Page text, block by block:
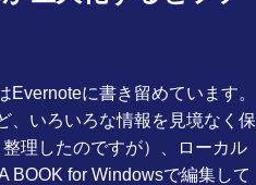
に書き留めています。
、いろいろな情報を見境なく保
理したのですが）、ローカル
BOOK for Windowsで編集して